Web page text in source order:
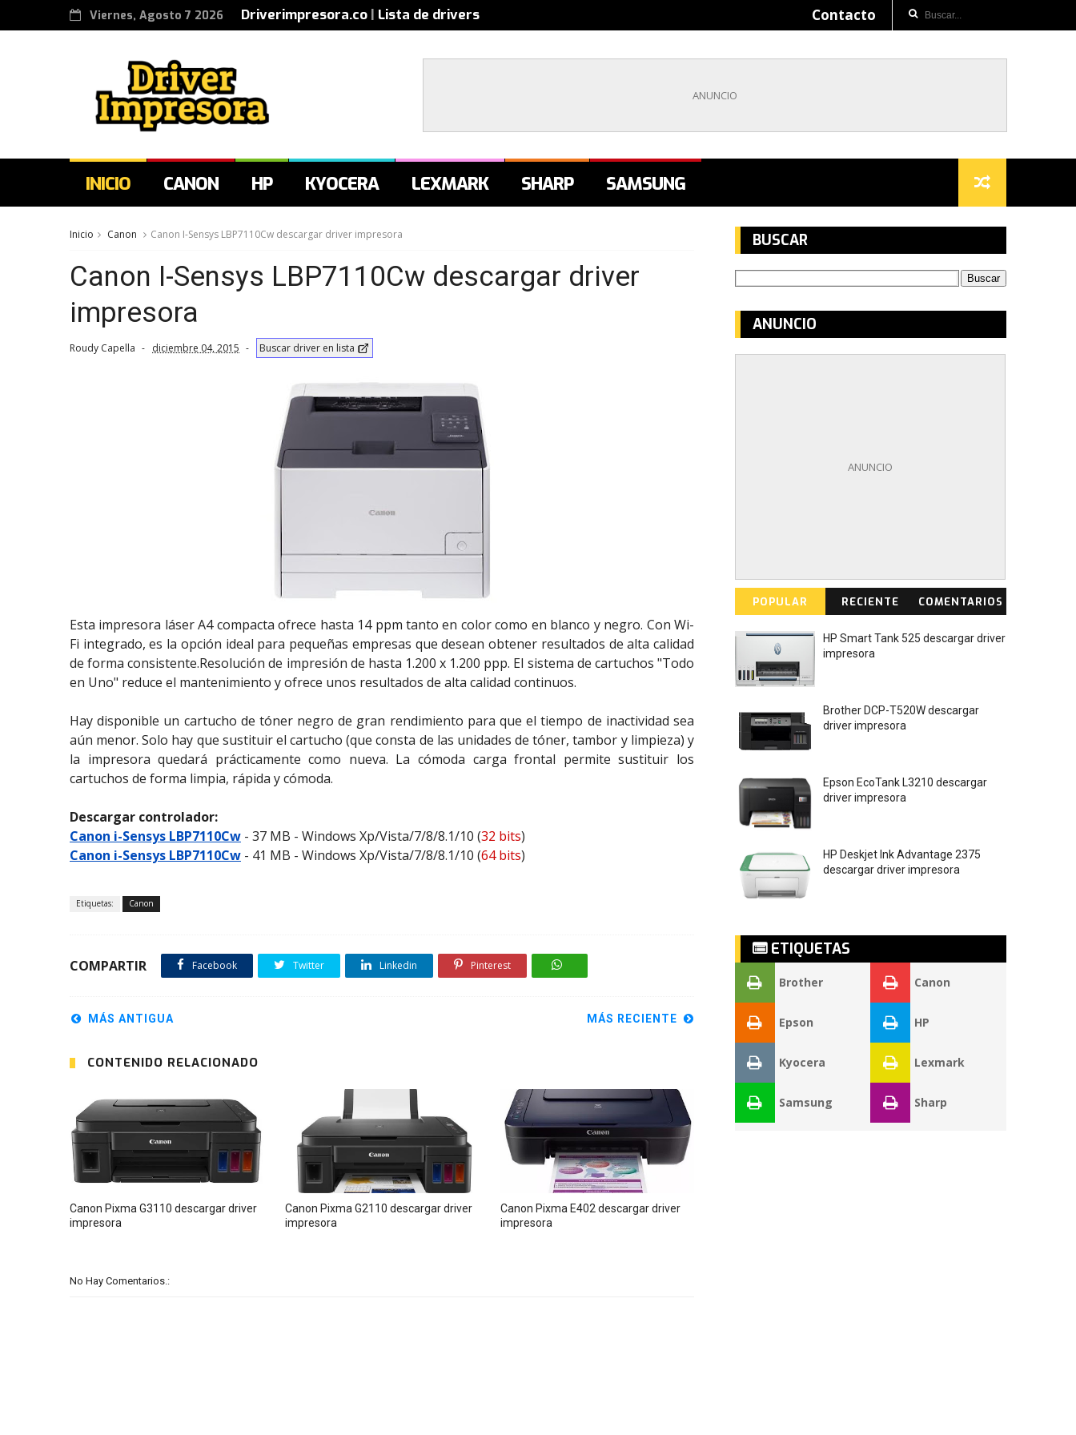
Viernes, Agosto 7 2026 Driverimpresora.co | Lista de drivers Contacto
INICIO CANON HP KYOCERA LEXMARK SHARP SAMSUNG
Inicio Canon Canon I-Sensys LBP7110Cw descargar driver impresora
Canon I-Sensys LBP7110Cw descargar driver
impresora
Roudy Capella diciembre 04, 2015 Buscar driver en lista
Esta impresora láser A4 compacta ofrece hasta 14 ppm tanto en color como en blanco y negro. Con Wi-
Fi integrado, es la opción ideal para pequeñas empresas que desean obtener resultados de alta calidad
de forma consistente.Resolución de impresión de hasta 1.200 x 1.200 ppp. El sistema de cartuchos "Todo
en Uno" reduce el mantenimiento y ofrece unos resultados de alta calidad continuos.
Hay disponible un cartucho de tóner negro de gran rendimiento para que el tiempo de inactividad sea
aún menor. Solo hay que sustituir el cartucho (que consta de las unidades de tóner, tambor y limpieza) y
la impresora quedará prácticamente como nueva. La cómoda carga frontal permite sustituir los
cartuchos de forma limpia, rápida y cómoda.
Descargar controlador:
Canon i-Sensys LBP7110Cw - 37 MB - Windows Xp/Vista/7/8/8.1/10 (32 bits)
Canon i-Sensys LBP7110Cw - 41 MB - Windows Xp/Vista/7/8/8.1/10 (64 bits)
Etiquetas: Canon
COMPARTIR Facebook Twitter Linkedin Pinterest
MÁS RECIENTE
MÁS ANTIGUA
CONTENIDO RELACIONADO
Canon Pixma G3110 descargar driver
impresora
Canon Pixma G2110 descargar driver
impresora
Canon Pixma E402 descargar driver
impresora
No Hay Comentarios.:
BUSCAR
ANUNCIO
POPULAR RECIENTE COMENTARIOS
HP Smart Tank 525 descargar driver
impresora
Brother DCP-T520W descargar
driver impresora
Epson EcoTank L3210 descargar
driver impresora
HP Deskjet Ink Advantage 2375
descargar driver impresora
ETIQUETAS
Brother Canon
Epson HP
Kyocera Lexmark
Samsung Sharp